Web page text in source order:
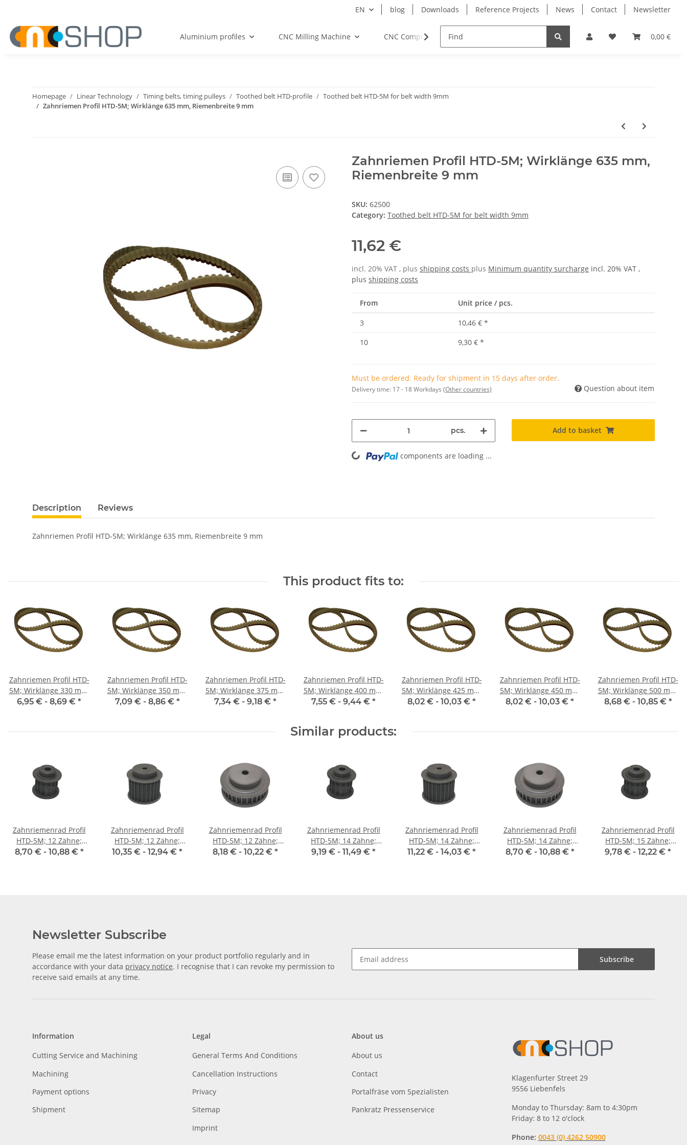
EN blog Downloads Reference Projects News Contact Newsletter
0,00 €
Aluminium profiles CNC Milling Machine CNC Components Milling Spindles Bearings
Homepage Linear Technology Timing belts, timing pulleys Toothed belt HTD-profile
Toothed belt HTD-5M for belt width 9mm
Zahnriemen Profil HTD-5M; Wirklänge 635 mm, Riemenbreite 9 mm
Zahnriemen Profil HTD-5M; Wirklänge 635 mm,
Riemenbreite 9 mm
SKU: 62500
Category: Toothed belt HTD-5M for belt width 9mm
11,62 €
incl. 20% VAT , plus shipping costs plus Minimum quantity surcharge incl. 20% VAT ,
plus shipping costs
From Unit price / pcs.
3 10,46 € *
10
9,30 € *
Must be ordered. Ready for shipment in 15 days after order.
Delivery time: 17 - 18 Workdays (Other countries) Question about item
pcs. Add to basket
Loading... components are loading ...
Description Reviews
Zahnriemen Profil HTD-5M; Wirklänge 635 mm, Riemenbreite 9 mm
This product fits to:
Zahnriemen Profil HTD-
5M; Wirklänge 330 mm,
Riemenbreite 9 mm
6,95 € - 8,69 € *
Zahnriemen Profil HTD-
5M; Wirklänge 350 mm,
Riemenbreite 9 mm
7,09 € - 8,86 € *
Zahnriemen Profil HTD-
5M; Wirklänge 375 mm,
Riemenbreite 9 mm
7,34 € - 9,18 € *
Zahnriemen Profil HTD-
5M; Wirklänge 400 mm,
Riemenbreite 9 mm
7,55 € - 9,44 € *
Zahnriemen Profil HTD-
5M; Wirklänge 425 mm,
Riemenbreite 9 mm
8,02 € - 10,03 € *
Zahnriemen Profil HTD-
5M; Wirklänge 450 mm,
Riemenbreite 9 mm
8,02 € - 10,03 € *
Zahnriemen Profil HTD-
5M; Wirklänge 500 mm,
Riemenbreite 9 mm
8,68 € - 10,85 € *
Similar products:
Zahnriemenrad Profil
HTD-5M; 12 Zähne;
Riemenbreite 15 mm
8,70 € - 10,88 € *
Zahnriemenrad Profil
HTD-5M; 12 Zähne;
Riemenbreite 25 mm
10,35 € - 12,94 € *
Zahnriemenrad Profil
HTD-5M; 12 Zähne;
Riemenbreite 9 mm
8,18 € - 10,22 € *
Zahnriemenrad Profil
HTD-5M; 14 Zähne;
Riemenbreite 15 mm
9,19 € - 11,49 € *
Zahnriemenrad Profil
HTD-5M; 14 Zähne;
Riemenbreite 25 mm
11,22 € - 14,03 € *
Zahnriemenrad Profil
HTD-5M; 14 Zähne;
Riemenbreite 9 mm
8,70 € - 10,88 € *
Zahnriemenrad Profil
HTD-5M; 15 Zähne;
Riemenbreite 15 mm
9,78 € - 12,22 € *
Newsletter Subscribe
Please email me the latest information on your product portfolio regularly and in
accordance with your data privacy notice. I recognise that I can revoke my permission to
receive said emails at any time.
Subscribe
Information
Cutting Service and Machining
Machining
Payment options
Shipment
Legal
General Terms And Conditions
Cancellation Instructions
Privacy
Sitemap
Imprint
About us
About us
Contact
Portalfräse vom Spezialisten
Pankratz Pressenservice
Klagenfurter Street 29
9556 Liebenfels
Monday to Thursday: 8am to 4:30pm
Friday: 8 to 12 o'clock
Phone: 0043 (0) 4262 50900